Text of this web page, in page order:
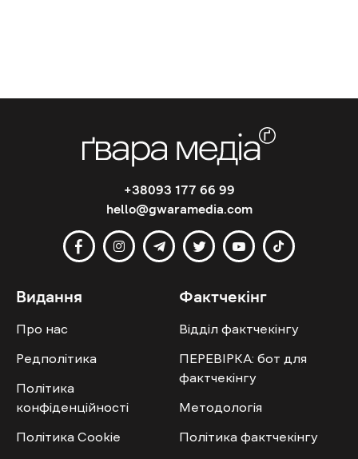
+38093 177 66 99
hello@gwaramedia.com
Видання
Про нас
Редполітика
Політика
конфіденційності
Політика Cookie
Фактчекінг
Відділ фактчекінгу
ПЕРЕВІРКА: бот для
фактчекінгу
Методологія
Політика фактчекінгу